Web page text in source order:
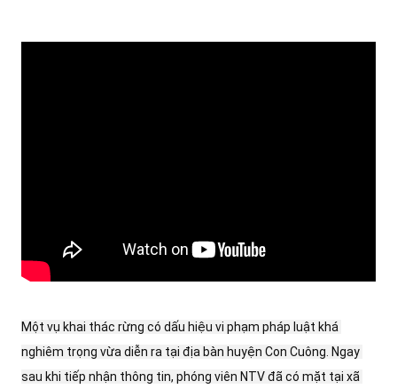
Một vụ khai thác rừng có dấu hiệu vi phạm pháp luật khá
nghiêm trọng vừa diễn ra tại địa bàn huyện Con Cuông. Ngay
sau khi tiếp nhận thông tin, phóng viên NTV đã có mặt tại xã